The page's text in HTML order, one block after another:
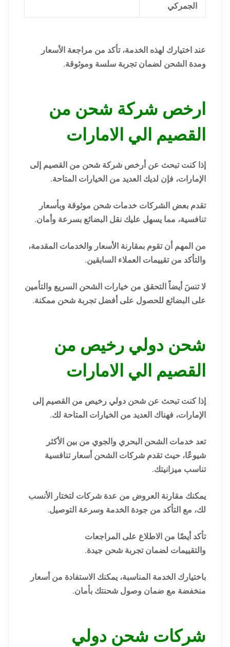
الجمركي
عند اختيارك لهذه الخدمة، تأكد من مراجعة الأسعار
ومدة الشحن لضمان تجربة سلسة وموثوقة.
ارخص شركة شحن من
القصيم الي الامارات
إذا كنت تبحث عن أرخص شركة شحن من القصيم إلى
الإمارات، فإن لديك العديد من الخيارات المتاحة.
تقدم بعض الشركات خدمات شحن موثوقة وبأسعار
تنافسية، مما يسهل عليك نقل البضائع بسرعة وأمان.
من المهم أن تقوم بمقارنة الأسعار والخدمات المقدمة،
والتأكد من تقييمات العملاء السابقين.
لا تنسَ أيضاً التحقق من خيارات الشحن السريع والتأمين
على البضائع للحصول على أفضل تجربة شحن ممكنة.
شحن دولي رخيص من
القصيم الي الامارات
إذا كنت تبحث عن شحن دولي رخيص من القصيم إلى
الإمارات، فهناك العديد من الخيارات المتاحة لك.
تعد خدمات الشحن البحري والجوي من بين الأكثر
شيوعًا، حيث تقدم شركات الشحن أسعار تنافسية
تناسب ميزانيتك.
يمكنك مقارنة العروض من عدة شركات لتختار الأنسب
لك، مع التأكد من جودة الخدمة وسرعة التوصيل.
تأكد أيضًا من الاطلاع على المراجعات
والتقييمات لضمان تجربة شحن جيدة.
باختيارك الخدمة المناسبة، يمكنك الاستفادة من أسعار
منخفضة مع ضمان وصول شحنتك بأمان.
شركات شحن دولي